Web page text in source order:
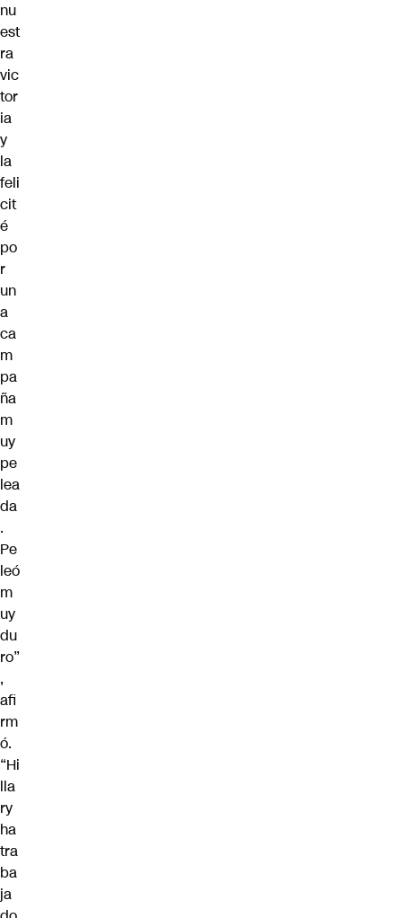
nu
est
ra
vic
tor
ia
y
la
feli
cit
é
po
r
un
a
ca
m
pa
ña
m
uy
pe
lea
da
.
Pe
leó
m
uy
du
ro”
,
afi
rm
ó.
“Hi
lla
ry
ha
tra
ba
ja